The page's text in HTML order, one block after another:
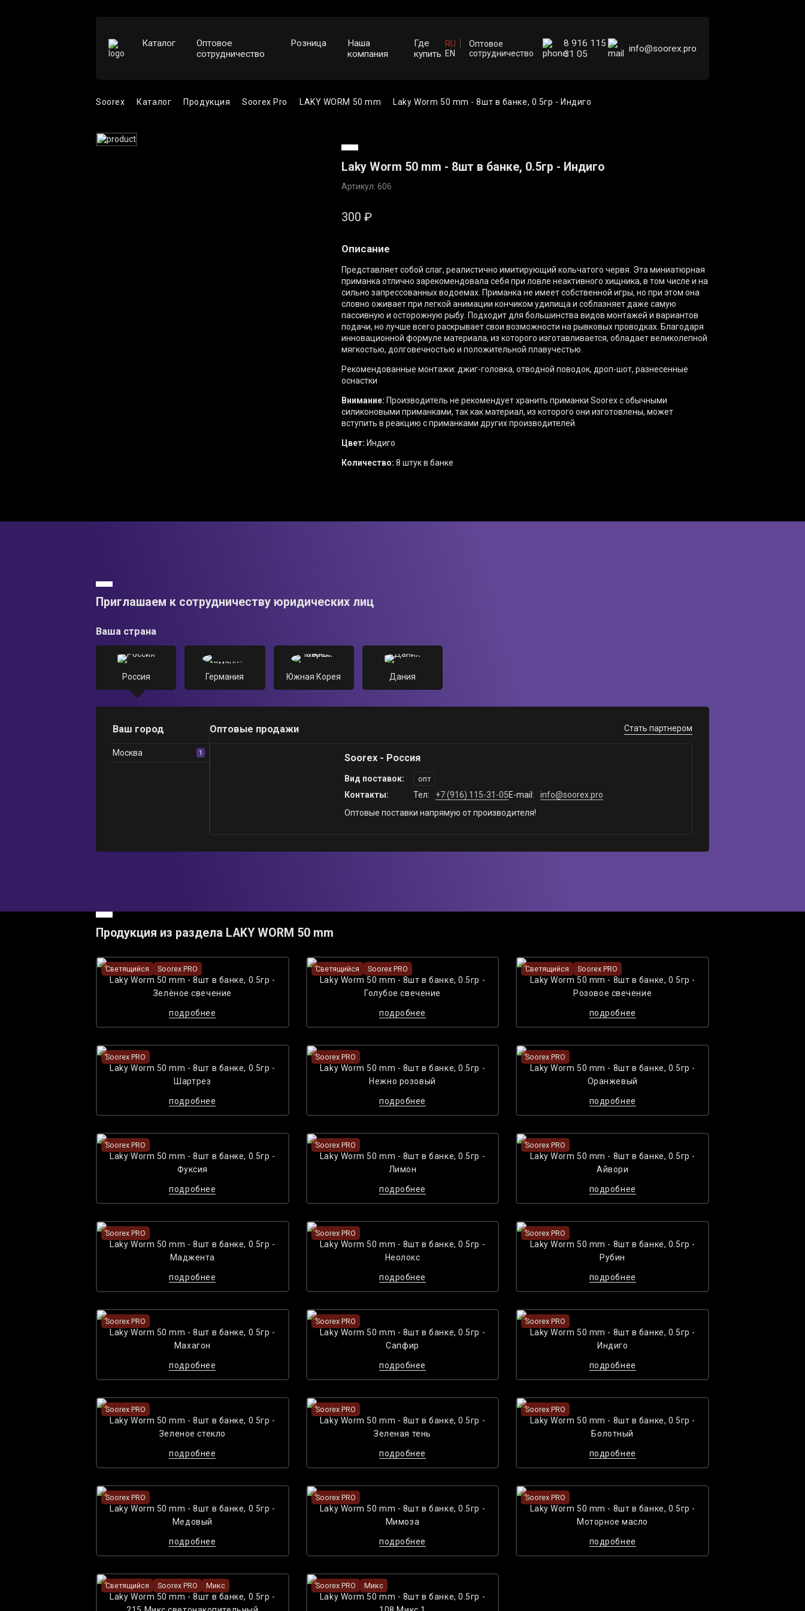
Каталог
Оптовое
сотрудничество
Розница
Наша
компания
Где
купить
RU
EN
Оптовое
сотрудничество
8 916 115
31 05
info@soorex.pro
Soorex Каталог Продукция Soorex Pro LAKY WORM 50 mm Laky Worm 50 mm - 8шт в банке, 0.5гр - Индиго
Laky Worm 50 mm - 8шт в банке, 0.5гр - Индиго
Артикул: 606
300 ₽
Описание
Представляет собой слаг, реалистично имитирующий кольчатого червя. Эта миниатюрная
приманка отлично зарекомендовала себя при ловле неактивного хищника, в том числе и на
сильно запрессованных водоемах. Приманка не имеет собственной игры, но при этом она
словно оживает при легкой анимации кончиком удилища и соблазняет даже самую
пассивную и осторожную рыбу. Подходит для большинства видов монтажей и вариантов
подачи, но лучше всего раскрывает свои возможности на рывковых проводках. Благодаря
инновационной формуле материала, из которого изготавливается, обладает великолепной
мягкостью, долговечностью и положительной плавучестью.
Рекомендованные монтажи: ⁠джиг-головка, отводной поводок, дроп-шот, разнесенные
оснастки
Внимание: Производитель не рекомендует хранить приманки Soorex с обычными
силиконовыми приманками, так как материал, из которого они изготовлены, может
вступить в реакцию с приманками других производителей.
Цвет: Индиго
Количество: 8 штук в банке
Приглашаем к сотрудничеству юридических лиц
Ваша страна
Россия Германия Южная Корея Дания
Ваш город
Москва 1
Оптовые продажи Стать партнером
Soorex - Россия
Вид поставок: опт
Контакты: Тел: +7 (916) 115-31-05E-mail:
info@soorex.pro
Оптовые поставки напрямую от производителя!
Продукция из раздела LAKY WORM 50 mm
Светящийся Soorex PRO
Laky Worm 50 mm - 8шт в банке, 0.5гр -
Зелёное cвечение
подробнее
Светящийся Soorex PRO
Laky Worm 50 mm - 8шт в банке, 0.5гр -
Голубое cвечение
подробнее
Светящийся Soorex PRO
Laky Worm 50 mm - 8шт в банке, 0.5гр -
Розовое cвечение
подробнее
Soorex PRO
Laky Worm 50 mm - 8шт в банке, 0.5гр -
Шартрез
подробнее
Soorex PRO
Laky Worm 50 mm - 8шт в банке, 0.5гр -
Нежно розовый
подробнее
Soorex PRO
Laky Worm 50 mm - 8шт в банке, 0.5гр -
Оранжевый
подробнее
Soorex PRO
Laky Worm 50 mm - 8шт в банке, 0.5гр -
Фуксия
подробнее
Soorex PRO
Laky Worm 50 mm - 8шт в банке, 0.5гр -
Лимон
подробнее
Soorex PRO
Laky Worm 50 mm - 8шт в банке, 0.5гр -
Айвори
подробнее
Soorex PRO
Laky Worm 50 mm - 8шт в банке, 0.5гр -
Maджента
подробнее
Soorex PRO
Laky Worm 50 mm - 8шт в банке, 0.5гр -
Неолокс
подробнее
Soorex PRO
Laky Worm 50 mm - 8шт в банке, 0.5гр -
Рубин
подробнее
Soorex PRO
Laky Worm 50 mm - 8шт в банке, 0.5гр -
Maхагон
подробнее
Soorex PRO
Laky Worm 50 mm - 8шт в банке, 0.5гр -
Сапфир
подробнее
Soorex PRO
Laky Worm 50 mm - 8шт в банке, 0.5гр -
Индиго
подробнее
Soorex PRO
Laky Worm 50 mm - 8шт в банке, 0.5гр -
Зеленое стекло
подробнее
Soorex PRO
Laky Worm 50 mm - 8шт в банке, 0.5гр -
Зеленая тень
подробнее
Soorex PRO
Laky Worm 50 mm - 8шт в банке, 0.5гр -
Болотный
подробнее
Soorex PRO
Laky Worm 50 mm - 8шт в банке, 0.5гр -
Медовый
подробнее
Soorex PRO
Laky Worm 50 mm - 8шт в банке, 0.5гр -
Мимоза
подробнее
Soorex PRO
Laky Worm 50 mm - 8шт в банке, 0.5гр -
Моторное масло
подробнее
Светящийся Soorex PRO Микс
Laky Worm 50 mm - 8шт в банке, 0.5гр -
Soorex PRO Микс
Laky Worm 50 mm - 8шт в банке, 0.5гр -